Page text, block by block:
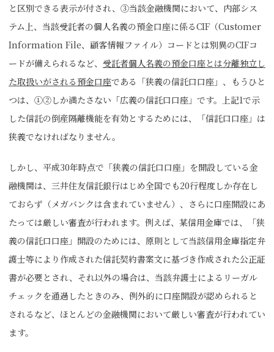
と区別できる表示が付され、③当該金融機関において、内部シス
テム上、当該受託者の個人名義の預金口座に係るCIF（Customer
Information File、顧客情報ファイル）コードとは別異のCIFコ
ードが備えられるなど、 受託者個人名義の預金口座とは分離独立し
た取扱いがされる預金口座である「狭義の信託口口座」、もうひと
つは、①②しか満たさない「広義の信託口口座」です。上記1で示
した信託の倒産隔離機能を有効とするためには、「信託口口座」は
狭義でなければなりません。
しかし、平成30年時点で「狭義の信託口口座」を開設している金
融機関は、三井住友信託銀行はじめ全国でも20行程度しか存在し
ておらず（メガバンクは含まれていません）、さらに口座開設にあ
たっては厳しい審査が行われます。例えば、某信用金庫では、「狭
義の信託口口座」開設のためには、原則として当該信用金庫指定弁
護士等により作成された信託契約書案文に基づき作成された公正証
書が必要とされ、それ以外の場合は、当該弁護士によるリーガル
チェックを通過したときのみ、例外的に口座開設が認められると
されるなど、ほとんどの金融機関において厳しい審査が行われてい
ます。